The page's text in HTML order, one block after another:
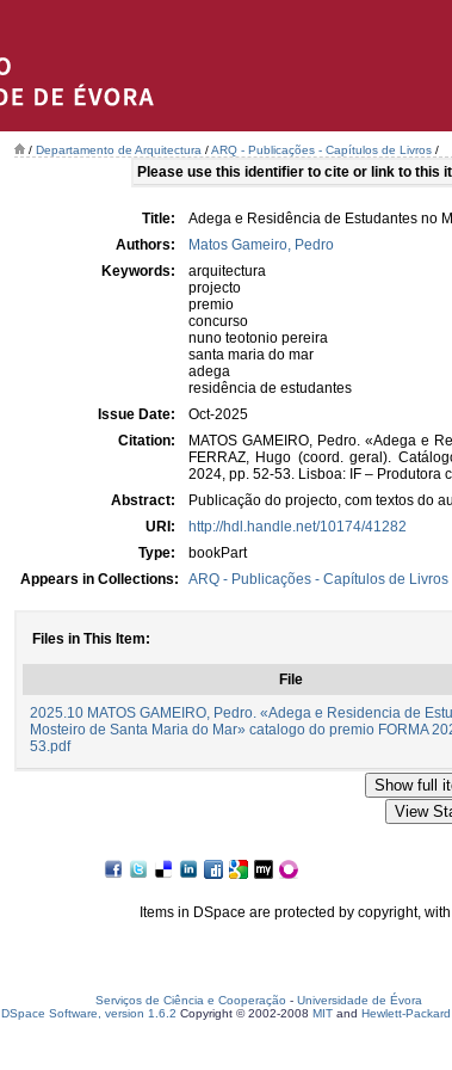
/ Departamento de Arquitectura /ARQ - Publicações - Capítulos de Livros /
Please use this identifier to cite or link to this
Title:
Adega e Residência de Estudantes no
Authors:
Matos Gameiro, Pedro
Keywords:
arquitectura
projecto
premio
concurso
nuno teotonio pereira
santa maria do mar
adega
residência de estudantes
Issue Date:
Oct-2025
Citation:
MATOS GAMEIRO, Pedro. «Adega e
FERRAZ, Hugo (coord. geral).
2024, pp. 52-53. Lisboa: IF – Produtora
Abstract:
Publicação do projecto, com textos do
URI:
http://hdl.handle.net/10174/41282
Type:
bookPart
Appears in Collections:
ARQ - Publicações - Capítulos de Livros
Files in This Item:
File
2025.10 MATOS GAMEIRO, Pedro. «Adega e Residencia de
Mosteiro de Santa Maria do Mar» catalogo do premio FORMA
53.pdf
Items in DSpace are protected by copyright,
Serviços de Ciência e Cooperação - Universidade de Évora
DSpace Software, version 1.6.2 Copyright © 2002-2008 MIT and Hewlett-Packard